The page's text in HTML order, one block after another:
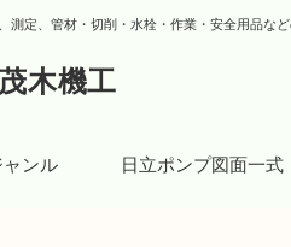
測定、管材・切削・水栓・作業・安全用品な
木機工
ンル 日立ポンプ図面一式